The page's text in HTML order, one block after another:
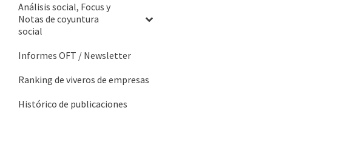
Análisis social, Focus y
Notas de coyuntura
social
Informes OFT / Newsletter
Ranking de viveros de empresas
Histórico de publicaciones